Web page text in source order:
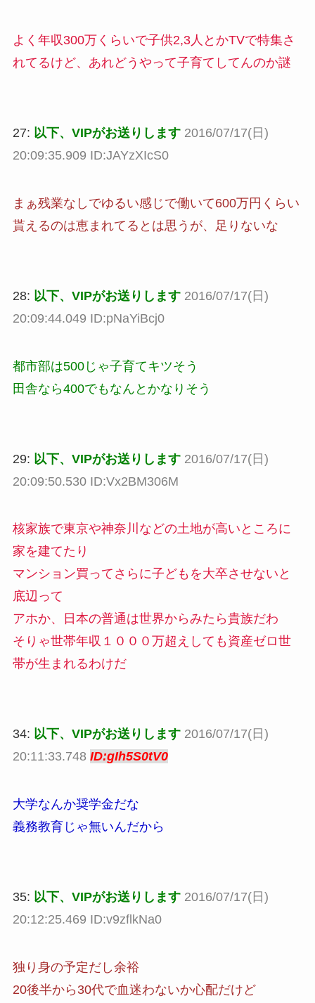
よく年収300万くらいで子供2,3人とかTVで特集さ
れてるけど、あれどうやって子育てしてんのか謎
27: 以下、VIPがお送りします 2016/07/17(日)
20:09:35.909 ID:JAYzXIcS0
まぁ残業なしでゆるい感じで働いて600万円くらい
貰えるのは恵まれてるとは思うが、足りないな
28: 以下、VIPがお送りします 2016/07/17(日)
20:09:44.049 ID:pNaYiBcj0
都市部は500じゃ子育てキツそう
田舎なら400でもなんとかなりそう
29: 以下、VIPがお送りします 2016/07/17(日)
20:09:50.530 ID:Vx2BM306M
核家族で東京や神奈川などの土地が高いところに
家を建てたり
マンション買ってさらに子どもを大卒させないと
底辺って
アホか、日本の普通は世界からみたら貴族だわ
そりゃ世帯年収１０００万超えしても資産ゼロ世
帯が生まれるわけだ
34: 以下、VIPがお送りします 2016/07/17(日)
20:11:33.748 ID:gIh5S0tV0
大学なんか奨学金だな
義務教育じゃ無いんだから
35: 以下、VIPがお送りします 2016/07/17(日)
20:12:25.469 ID:v9zflkNa0
独り身の予定だし余裕
20後半から30代で血迷わないか心配だけど